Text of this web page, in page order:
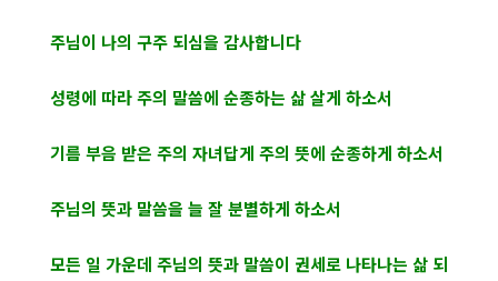
주님이 나의 구주 되심을 감사합니다
성령에 따라 주의 말씀에 순종하는 삶 살게 하소서
기름 부음 받은 주의 자녀답게 주의 뜻에 순종하게 하소서
주님의 뜻과 말씀을 늘 잘 분별하게 하소서
모든 일 가운데 주님의 뜻과 말씀이 권세로 나타나는 삶 되